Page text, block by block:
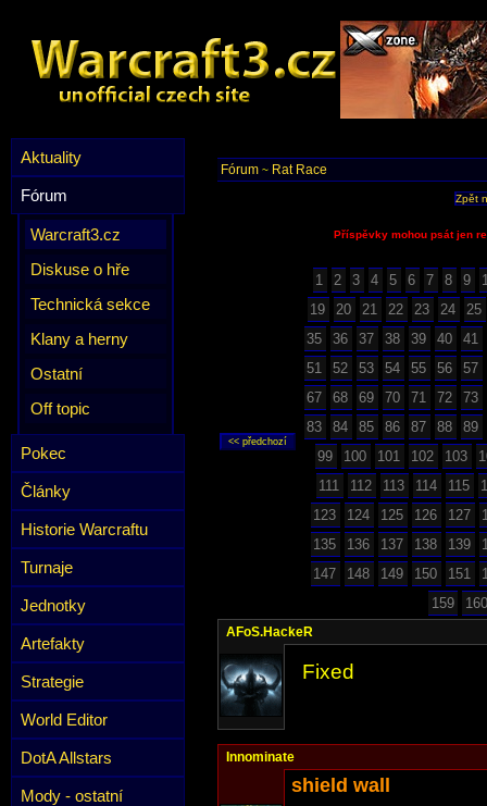
Aktuality
Fórum
Warcraft3.cz
Diskuse o hře
Technická sekce
Klany a herny
Ostatní
Off topic
Pokec
Články
Historie Warcraftu
Turnaje
Jednotky
Artefakty
Strategie
World Editor
DotA Allstars
Mody - ostatní
Fórum ~ Rat Race
Zpět
Příspěvky mohou psát jen
1 2 3 4 5 6 7 8 9
19
20 21 22 23 24
25
35
36 37 38 39 40
41
51
52 53 54 55 56
57
67
68 69 70 71 72
73
83
84 85 86 87 88
89
99
100 101 102 103
111
112 113 114 115
123
124 125 126 127
135
136 137 138 139
147
148 149 150 151
159
160
AFoS.HackeR
Fixed
Innominate
shield wall